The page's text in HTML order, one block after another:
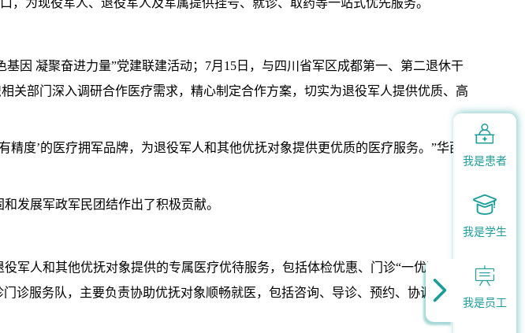
为现役军人、退役军人及军属提供挂号、就诊、取药等一站式优先服务。
因 凝聚奋进力量”党建联建活动；7月15日，与四川省军区成都第一、第二退休干
关部门深入调研合作医疗需求，精心制定合作方案，切实为退役军人提供优质、高
度’的医疗拥军品牌，为退役军人和其他优抚对象提供更优质的医疗服务。”华西
发展军政军民团结作出了积极贡献。
军人和其他优抚对象提供的专属医疗优待服务，包括体检优惠、门诊“一优惠五优
诊服务队，主要负责协助优抚对象顺畅就医，包括咨询、导诊、预约、协调入院


我是患者

我是学生

我是员工